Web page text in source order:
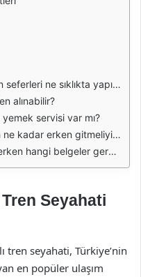
ne sıklıkta yapılmaktadır?
alınabilir?
servisi var mı?
kadar erken gitmeliyim?
hangi belgeler gereklidir?
Seyahati
tren seyahati, Türkiye’nin
en popüler ulaşım